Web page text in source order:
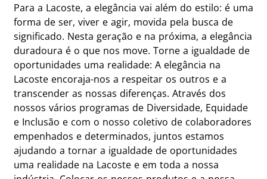
Para a Lacoste, a elegância vai além do estilo: é uma
forma de ser, viver e agir, movida pela busca de
significado. Nesta geração e na próxima, a elegância
duradoura é o que nos move. Torne a igualdade de
oportunidades uma realidade: A elegância na
Lacoste encoraja-nos a respeitar os outros e a
transcender as nossas diferenças. Através dos
nossos vários programas de Diversidade, Equidade
e Inclusão e com o nosso coletivo de colaboradores
empenhados e determinados, juntos estamos
ajudando a tornar a igualdade de oportunidades
uma realidade na Lacoste e em toda a nossa